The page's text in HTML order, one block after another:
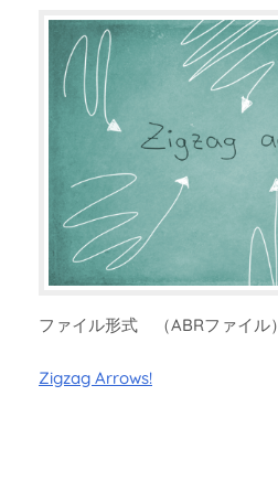
ファイル形式 （ABRファイル）
Zigzag Arrows!